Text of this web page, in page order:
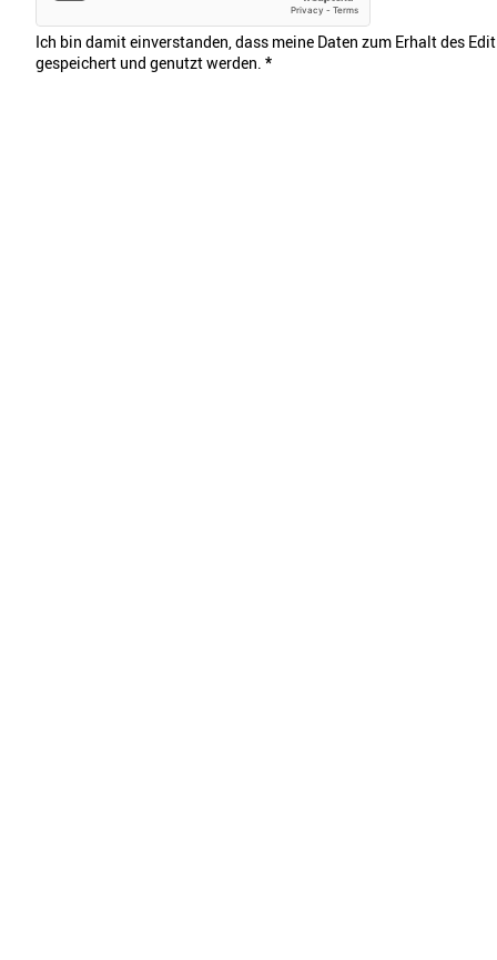
Ich bin damit einverstanden, dass meine Daten zum Erhalt des
gespeichert und genutzt werden. *